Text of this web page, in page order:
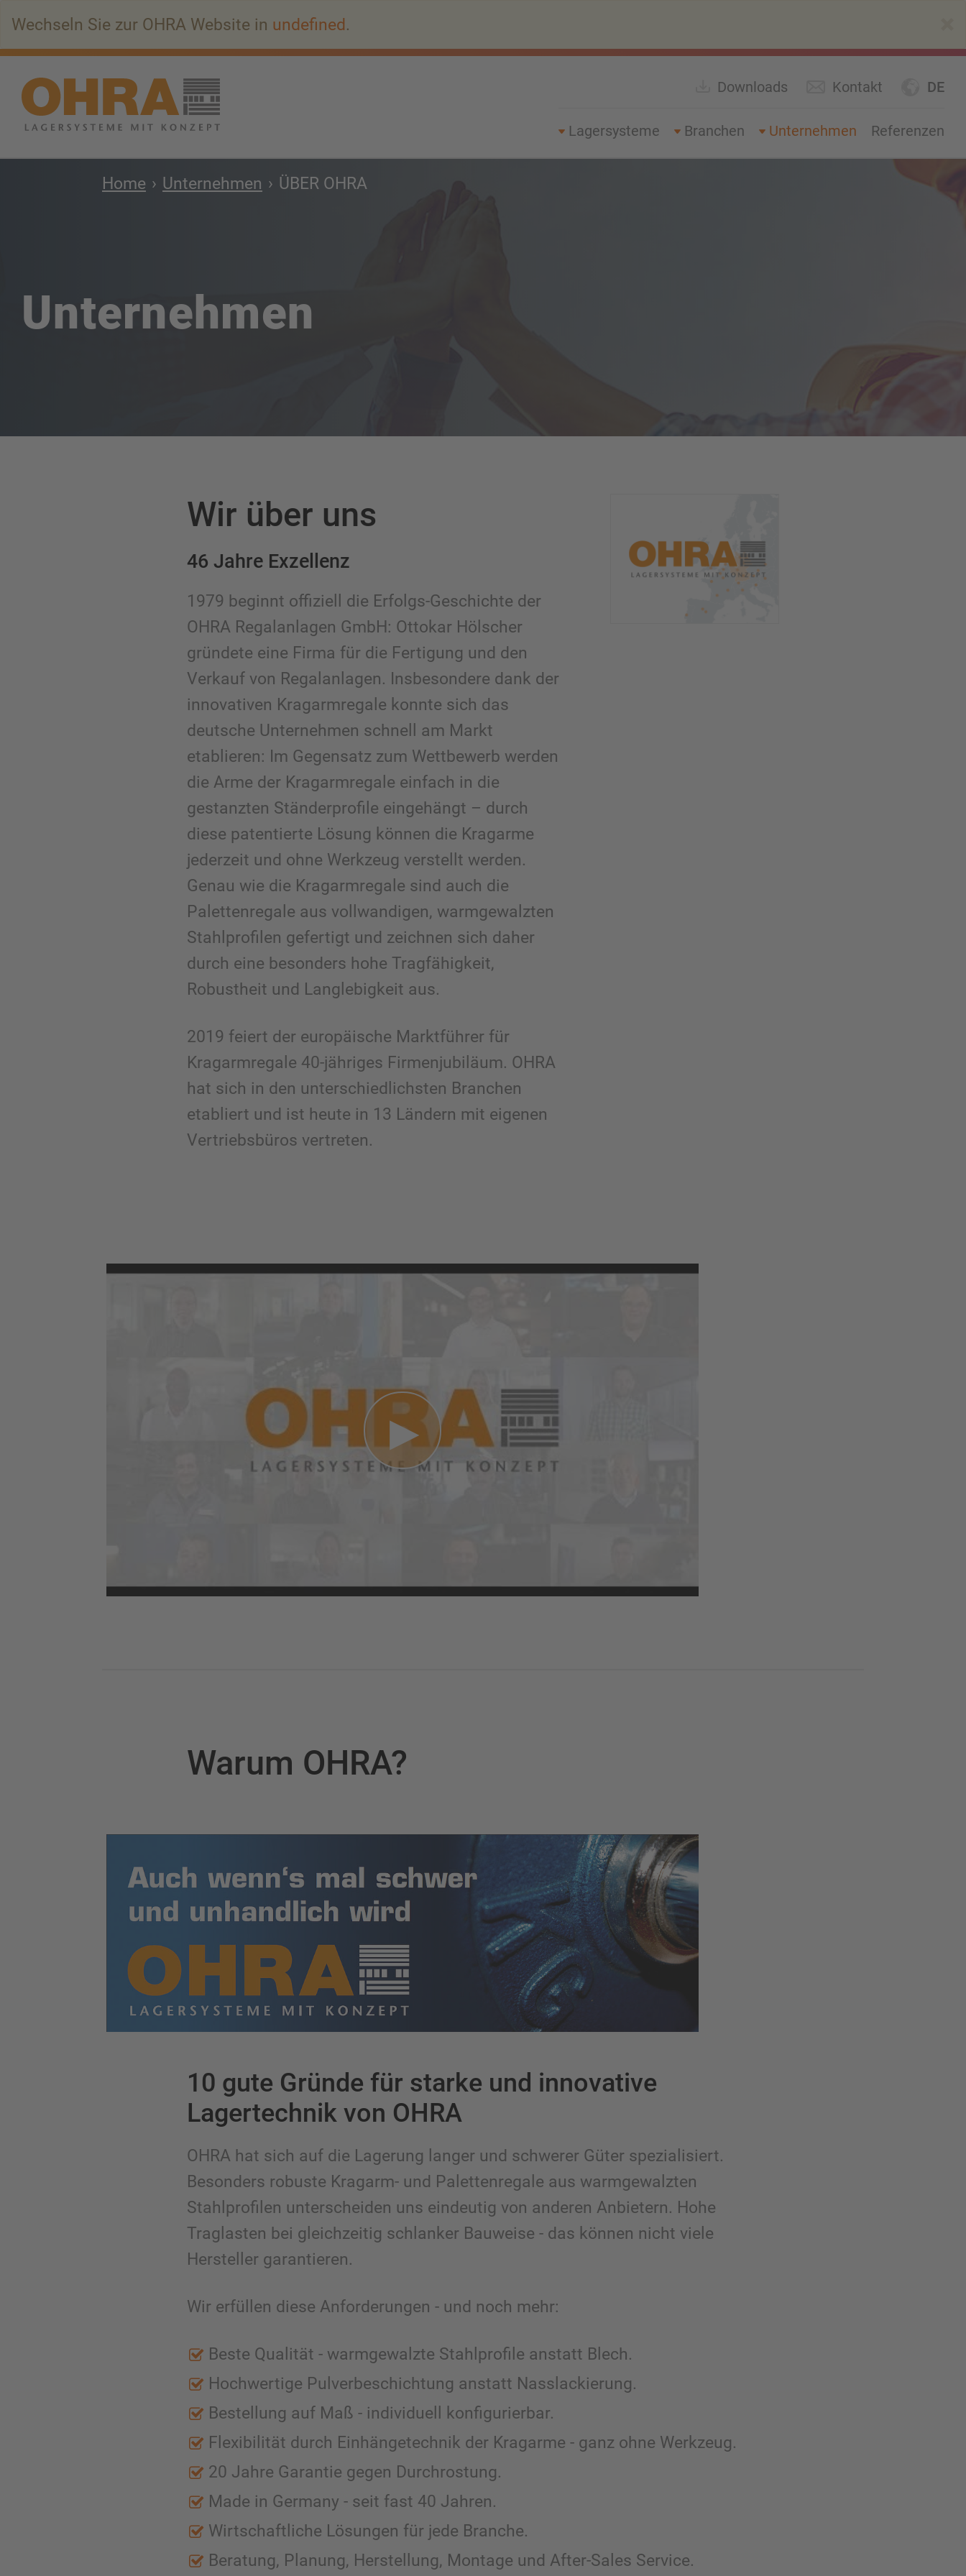
Wechseln Sie zur OHRA Website in undefined.
DE
Downloads Kontakt
Lagersysteme Branchen Unternehmen Referenzen
Home Unternehmen ÜBER OHRA
Unternehmen
Wir über uns
46 Jahre Exzellenz
1979 beginnt offiziell die Erfolgs-Geschichte der
OHRA Regalanlagen GmbH: Ottokar Hölscher
gründete eine Firma für die Fertigung und den
Verkauf von Regalanlagen. Insbesondere dank der
innovativen Kragarmregale konnte sich das
deutsche Unternehmen schnell am Markt
etablieren: Im Gegensatz zum Wettbewerb werden
die Arme der Kragarmregale einfach in die
gestanzten Ständerprofile eingehängt – durch
diese patentierte Lösung können die Kragarme
jederzeit und ohne Werkzeug verstellt werden.
Genau wie die Kragarmregale sind auch die
Palettenregale aus vollwandigen, warmgewalzten
Stahlprofilen gefertigt und zeichnen sich daher
durch eine besonders hohe Tragfähigkeit,
Robustheit und Langlebigkeit aus.
2019 feiert der europäische Marktführer für
Kragarmregale 40-jähriges Firmenjubiläum. OHRA
hat sich in den unterschiedlichsten Branchen
etabliert und ist heute in 13 Ländern mit eigenen
Vertriebsbüros vertreten.
Warum OHRA?
10 gute Gründe für starke und innovative
Lagertechnik von OHRA
OHRA hat sich auf die Lagerung langer und schwerer Güter spezialisiert.
Besonders robuste Kragarm- und Palettenregale aus warmgewalzten
Stahlprofilen unterscheiden uns eindeutig von anderen Anbietern. Hohe
Traglasten bei gleichzeitig schlanker Bauweise - das können nicht viele
Hersteller garantieren.
Wir erfüllen diese Anforderungen - und noch mehr:
Beste Qualität - warmgewalzte Stahlprofile anstatt Blech.
Hochwertige Pulverbeschichtung anstatt Nasslackierung.
Bestellung auf Maß - individuell konfigurierbar.
Flexibilität durch Einhängetechnik der Kragarme - ganz ohne Werkzeug.
20 Jahre Garantie gegen Durchrostung.
Made in Germany - seit fast 40 Jahren.
Wirtschaftliche Lösungen für jede Branche.
Beratung, Planung, Herstellung, Montage und After-Sales Service.